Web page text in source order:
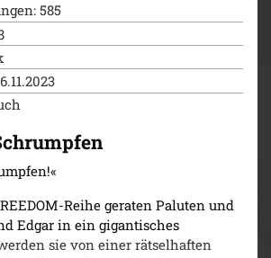
585
Reihe geraten Paluten und
Edgar in ein gigantisches
sie von einer rätselhaften